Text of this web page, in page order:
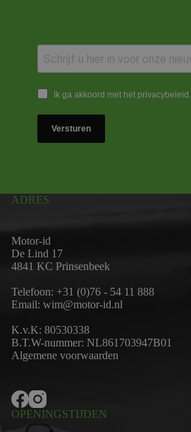
Ik ga akkoord met het privacybeleid.
Versturen
ADRES
Motor-id
De Lind 17
4841 KC Prinsenbeek
Telefoon: +31 (0)76 - 54 11 888
Email: wim@motor-id.nl
K.v.K: 80530338
B.T.W-nummer: NL861703947B01
Algemene voorwaarden
OPENINGSTIJDEN